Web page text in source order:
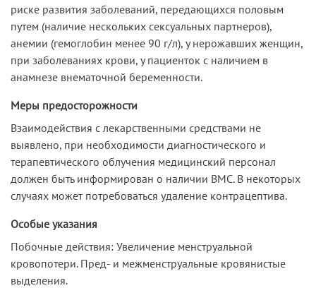
риске развития заболеваний, передающихся половым
путем (наличие нескольких сексуальных партнеров),
анемии (гемоглобин менее 90 г/л), у нерожавших женщин,
при заболеваниях крови, у пациенток с наличием в
анамнезе внематочной беременности.
Меры предосторожности
Взаимодействия с лекарственными средствами не
выявлено, при необходимости диагностического и
терапевтического облучения медицинский персонал
должен быть информирован о наличии ВМС. В некоторых
случаях может потребоваться удаление контрацептива.
Особые указания
Побочные действия: Увеличение менструальной
кровопотери. Пред- и межменструальные кровянистые
выделения.